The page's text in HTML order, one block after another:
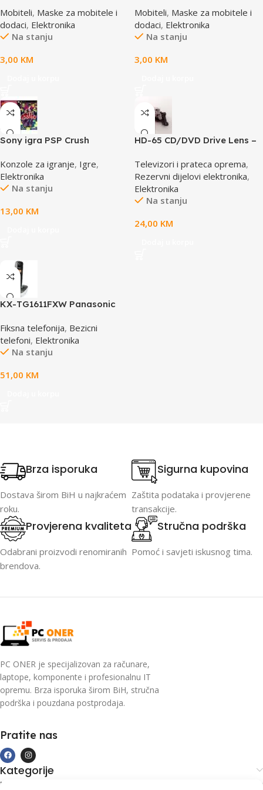
65x100mm
Mobiteli, Maske za mobitele i
dodaci, Elektronika
Na stanju
3,00 KM
65x100mm
Mobiteli, Maske za mobitele i
dodaci, Elektronika
Na stanju
3,00 KM
Sony igra PSP Crush
Konzole za igranje, Igre,
Elektronika
Na stanju
13,00 KM
HD-65 CD/DVD Drive Lens –
Televizori i prateca oprema,
Rezervni dijelovi elektronika,
Elektronika
Na stanju
24,00 KM
KX-TG1611FXW Panasonic
Fiksna telefonija, Bezicni
telefoni, Elektronika
Na stanju
51,00 KM
Brza isporuka
Dostava širom BiH u najkraćem
roku.
Sigurna kupovina
Zaštita podataka i provjerene
transakcije.
Provjerena kvaliteta
Odabrani proizvodi renomiranih
brendova.
Stručna podrška
Pomoć i savjeti iskusnog tima.
PC ONER je specijalizovan za računare,
laptope, komponente i profesionalnu IT
opremu. Brza isporuka širom BiH, stručna
podrška i pouzdana postprodaja.
Pratite nas
Kategorije
Kupovina i podrška